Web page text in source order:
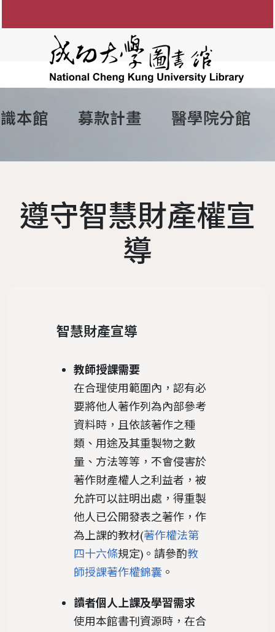
本館 募款計畫 醫學院分館
新書通報
綠色大學
博碩士論
成功大
中文期刊館藏清單
外文期刊館藏清單
報紙館藏清單
年度訂購期刊清單
圖書服務
使用服務
教授指定參考用書
館藏分類統計查詢
RapidILL西文文獻快遞服務
跨館圖書互借
國科會期刊資源研究支援服務
中研院統計文獻服務
防範掠奪性出版陷阱 學術影響力&研究者
個人學術檔案
讀者留言板
書香享閱卡
服務滿意度調查
遺失物品
二手書交流平台
讀者意
歷任館長
圖書委員會
各組業務
工作人員
地理位置
避難逃生路線圖
環景導覽
典範傳承
圖書館行事曆
遵守智慧財產權宣
導
智慧財產宣導
教師授課需要
在合理使用範圍內，認有必
要將他人著作列為內部參考
資料時，且依該著作之種
類、用途及其重製物之數
量、方法等等，不會侵害於
著作財產權人之利益者，被
允許可以註明出處，得重製
他人已公開發表之著作，作
為上課的教材(著作權法第
四十六條規定)。請參酌教
師授課著作權錦囊 。
讀者個人上課及學習需求
使用本館書刊資源時，在合